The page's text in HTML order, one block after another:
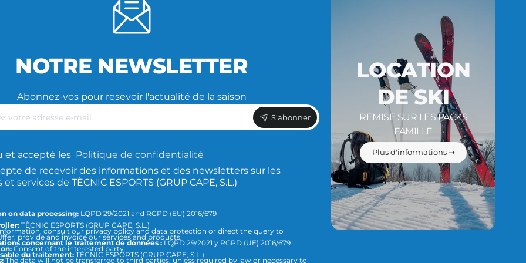
NOTRE NEWSLETTER
Abonnez-vos pour resevoir l'actualité de la saison
S'abonner
et accepté les Politique de confidentialité
de recevoir des informations et des newsletters sur les
services de TÈCNIC ESPORTS (GRUP CAPE, S.L.)
on data processing: LQPD 29/2021 and RGPD (EU) 2016/679
TÈCNIC ESPORTS (GRUP CAPE, S.L.)
provide and invoice our services and products.
Consent of the interested party.
The data will not be transferred to third parties, unless required by law or necessary to
consult our privacy policy and data protection or direct the query to
concernant le traitement de données : LQPD 29/2021 y RGPD (UE) 2016/679
du traitement:
TÈCNIC ESPORTS (GRUP CAPE, S.L.)
LOCATION
DE SKI
REMISE SUR LES PACKS
FAMILLE
Plus d'informations ➝